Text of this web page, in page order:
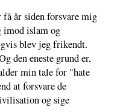
år siden forsvare mig
imod islam og
blev jeg frikendt.
den eneste grund er,
min tale for "hate
at forsvare de
og sige